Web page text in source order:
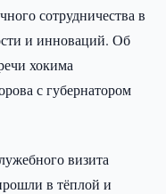
сотрудничества в
и инноваций. Об
хокима
с губернатором
визита
в тёплой и